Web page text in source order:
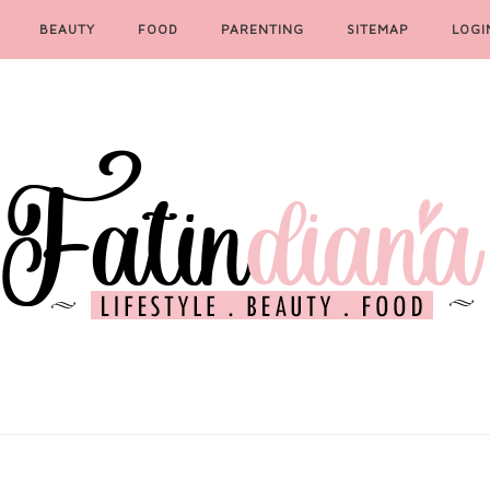
BEAUTY FOOD PARENTING SITEMAP